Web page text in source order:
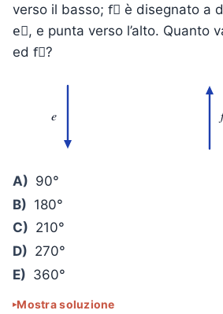
verso il basso; f⃗ è disegnato a
e⃗, e punta verso l’alto. Quanto
ed f⃗?
e
A) 90°
B) 180°
C) 210°
D) 270°
E) 360°
Mostra soluzione